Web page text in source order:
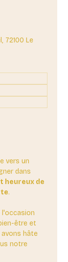
72100 Le
vers un
dans
heureux de
.
l'occasion
être et
hâte
notre